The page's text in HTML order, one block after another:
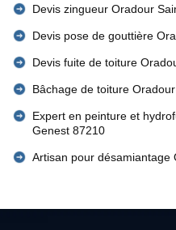
Devis zingueur Oradour
Devis pose de gouttière
Devis fuite de toiture
Bâchage de toiture
Expert en peinture et
Genest 87210
Artisan pour désamiantage